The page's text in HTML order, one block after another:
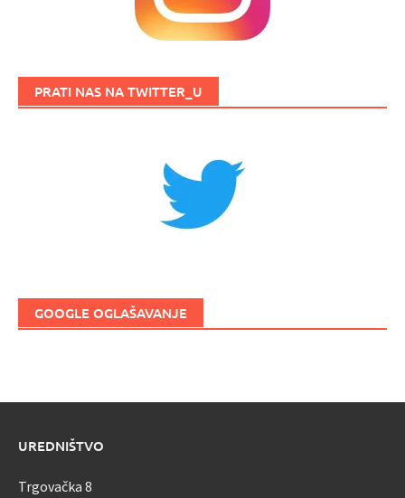
PRATI NAS NA TWITTER_U
GOOGLE OGLAŠAVANJE
UREDNIŠTVO
Trgovačka 8